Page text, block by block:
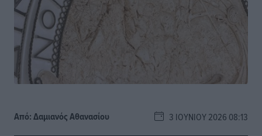
Από:Δαμιανός Αθανασίου 3 ΙΟΥΝΊΟΥ 2026 08:13